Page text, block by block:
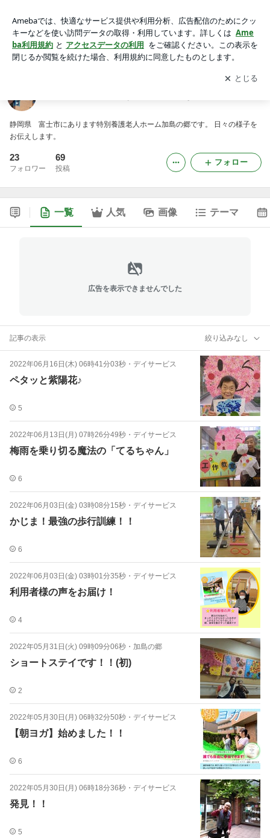
アプリをダウンロードして ブログの更新通知
を受け取りまし
ょう。
開く
静岡県 富士市にあります特別養護老人ホーム加島の郷です。 日々の様子を
お伝えします。
23
フォロワー
69
投稿
フォロー
一覧 人気 画像 テーマ
広告を表示できませんでした
記事の表示 絞り込みなし
2022年06月16日(木) 06時41分03秒 ・ デイサービス
ペタッと紫陽花♪
5
2022年06月13日(月) 07時26分49秒 ・ デイサービス
梅雨を乗り切る魔法の「てるちゃん」
6
2022年06月03日(金) 03時08分15秒 ・ デイサービス
かじま！最強の歩行訓練！！
6
2022年06月03日(金) 03時01分35秒 ・ デイサービス
利用者様の声をお届け！
4
2022年05月31日(火) 09時09分06秒 ・ 加島の郷
ショートステイです！！(初)
2
2022年05月30日(月) 06時32分50秒 ・ デイサービス
【朝ヨガ】始めました！！
6
2022年05月30日(月) 06時18分36秒 ・ デイサービス
発見！！
5